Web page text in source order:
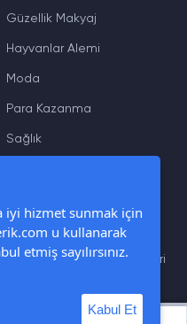
Güzellik Makyaj
Hayvanlar Alemi
Moda
Para Kazanma
Sağlık
Yaşam
Yiyecek Önerileri ve Tarifleri
iyi hizmet sunmak için
u kullanarak
etmiş sayılırsınız.
Kabul Et